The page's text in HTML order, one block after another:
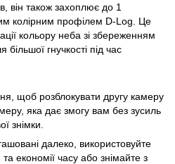
він також захоплює до 1
колірним профілем D-Log. Це
кольору неба зі збереженням
більшої гнучкості під час
щоб розблокувати другу камеру
яка дає змогу вам без зусиль
знімки.
далеко, використовуйте
економії часу або знімайте з